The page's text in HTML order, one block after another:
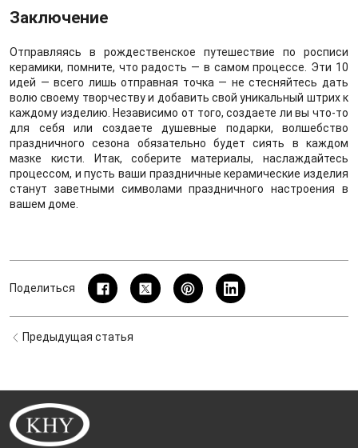
Заключение
Отправляясь в рождественское путешествие по росписи
керамики, помните, что радость — в самом процессе. Эти 10
идей — всего лишь отправная точка — не стесняйтесь дать
волю своему творчеству и добавить свой уникальный штрих к
каждому изделию. Независимо от того, создаете ли вы что-то
для себя или создаете душевные подарки, волшебство
праздничного сезона обязательно будет сиять в каждом
мазке кисти. Итак, соберите материалы, наслаждайтесь
процессом, и пусть ваши праздничные керамические изделия
станут заветными символами праздничного настроения в
вашем доме.
Поделиться
Предыдущая статья